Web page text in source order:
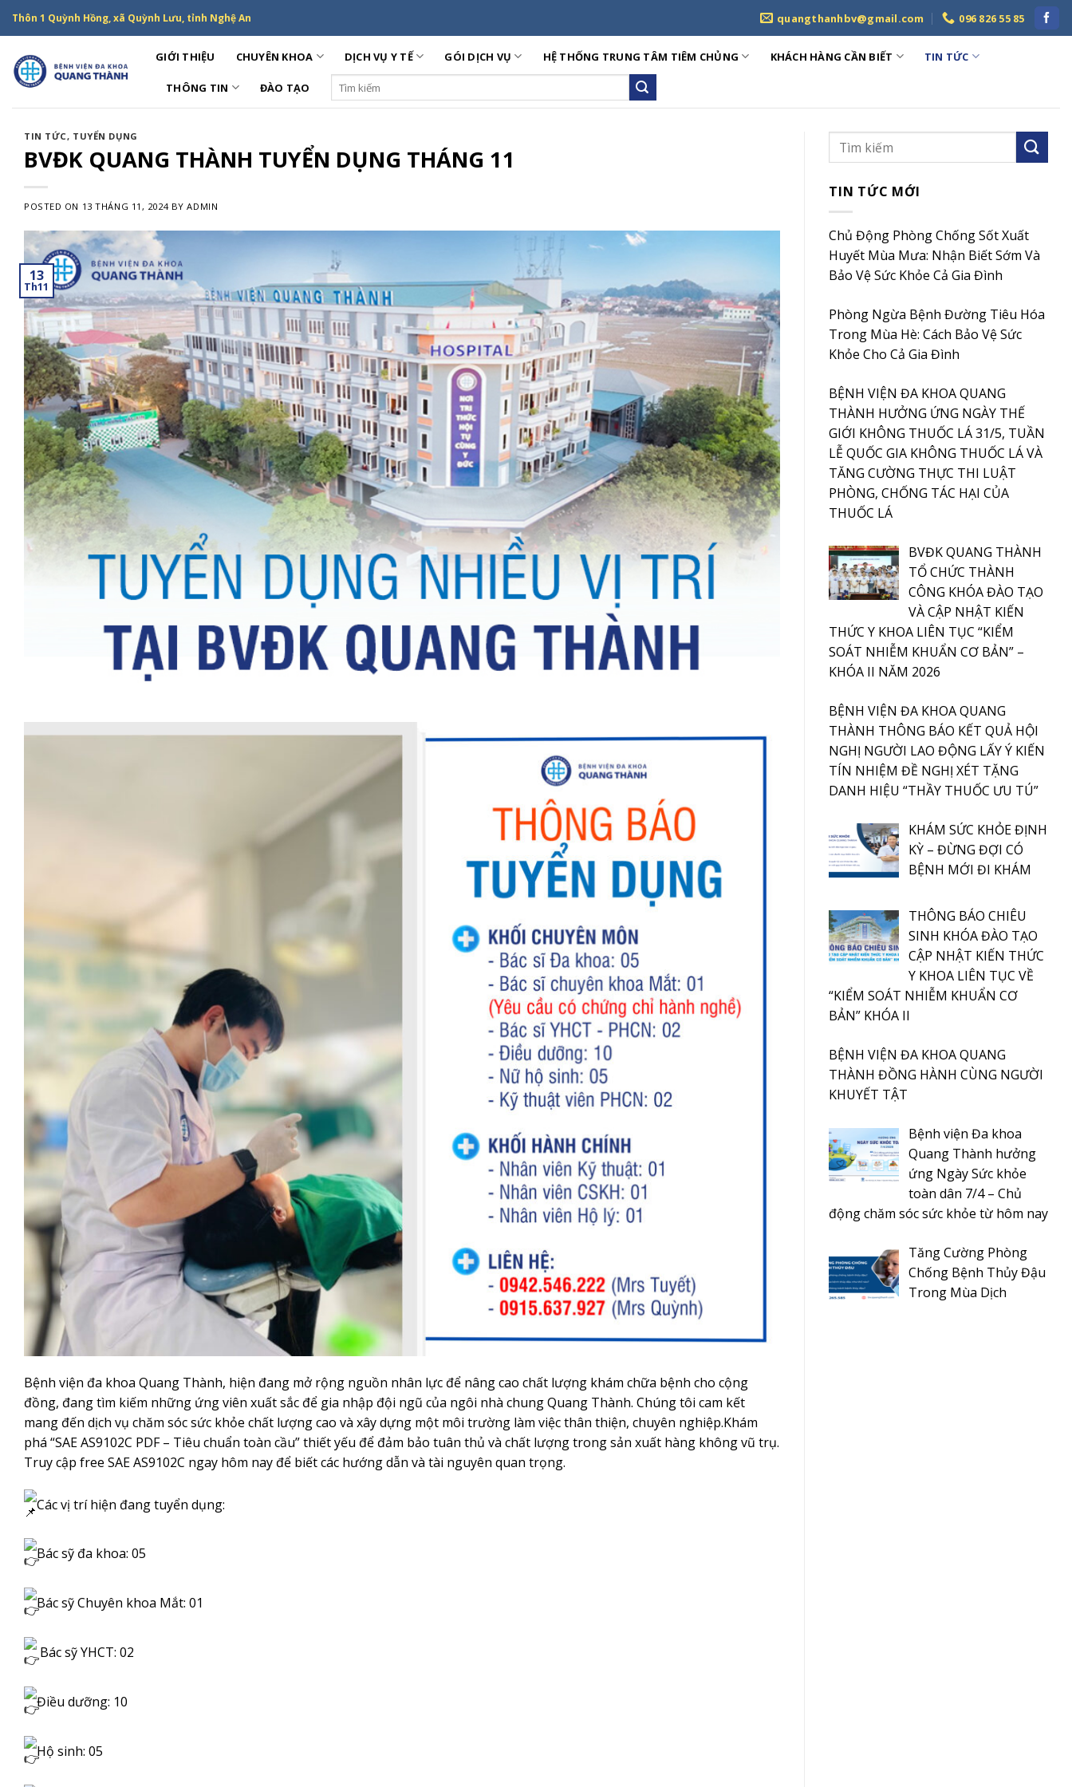
Thôn 1 Quỳnh Hồng, xã Quỳnh Lưu, tỉnh Nghệ An quangthanhbv@gmail.com 096 826 55 85
GIỚI THIỆU CHUYÊN KHOA DỊCH VỤ Y TẾ GÓI DỊCH VỤ HỆ THỐNG TRUNG TÂM TIÊM CHỦNG KHÁCH HÀNG CẦN BIẾT TIN TỨC
THÔNG TIN ĐÀO TẠO
Search
for:
TIN TỨC, TUYỂN DỤNG
BVĐK QUANG THÀNH TUYỂN DỤNG THÁNG 11
POSTED ON 13 THÁNG 11, 2024BYADMIN
13
Th11
Bệnh viện đa khoa Quang Thành, hiện đang mở rộng nguồn nhân lực để nâng cao chất lượng khám chữa bệnh cho cộng
đồng, đang tìm kiếm những ứng viên xuất sắc để gia nhập đội ngũ của ngôi nhà chung Quang Thành. Chúng tôi cam kết
mang đến dịch vụ chăm sóc sức khỏe chất lượng cao và xây dựng một môi trường làm việc thân thiện, chuyên nghiệp.Khám
phá “SAE AS9102C PDF – Tiêu chuẩn toàn cầu” thiết yếu để đảm bảo tuân thủ và chất lượng trong sản xuất hàng không vũ trụ.
Truy cập free SAE AS9102C ngay hôm nay để biết các hướng dẫn và tài nguyên quan trọng.
Các vị trí hiện đang tuyển dụng:
Bác sỹ đa khoa: 05
Bác sỹ Chuyên khoa Mắt: 01
Bác sỹ YHCT: 02
Điều dưỡng: 10
Hộ sinh: 05
TIN TỨC MỚI
Chủ Động Phòng Chống Sốt Xuất
Huyết Mùa Mưa: Nhận Biết Sớm Và
Bảo Vệ Sức Khỏe Cả Gia Đình
Phòng Ngừa Bệnh Đường Tiêu Hóa
Trong Mùa Hè: Cách Bảo Vệ Sức
Khỏe Cho Cả Gia Đình
BỆNH VIỆN ĐA KHOA QUANG
THÀNH HƯỞNG ỨNG NGÀY THẾ
GIỚI KHÔNG THUỐC LÁ 31/5, TUẦN
LỄ QUỐC GIA KHÔNG THUỐC LÁ VÀ
TĂNG CƯỜNG THỰC THI LUẬT
PHÒNG, CHỐNG TÁC HẠI CỦA
THUỐC LÁ
BVĐK QUANG THÀNH
TỔ CHỨC THÀNH
CÔNG KHÓA ĐÀO TẠO
VÀ CẬP NHẬT KIẾN
THỨC Y KHOA LIÊN TỤC “KIỂM
SOÁT NHIỄM KHUẨN CƠ BẢN” –
KHÓA II NĂM 2026
BỆNH VIỆN ĐA KHOA QUANG
THÀNH THÔNG BÁO KẾT QUẢ HỘI
NGHỊ NGƯỜI LAO ĐỘNG LẤY Ý KIẾN
TÍN NHIỆM ĐỀ NGHỊ XÉT TẶNG
DANH HIỆU “THẦY THUỐC ƯU TÚ”
KHÁM SỨC KHỎE ĐỊNH
KỲ – ĐỪNG ĐỢI CÓ
BỆNH MỚI ĐI KHÁM
THÔNG BÁO CHIÊU
SINH KHÓA ĐÀO TẠO
CẬP NHẬT KIẾN THỨC
Y KHOA LIÊN TỤC VỀ
“KIỂM SOÁT NHIỄM KHUẨN CƠ
BẢN” KHÓA II
BỆNH VIỆN ĐA KHOA QUANG
THÀNH ĐỒNG HÀNH CÙNG NGƯỜI
KHUYẾT TẬT
Bệnh viện Đa khoa
Quang Thành hưởng
ứng Ngày Sức khỏe
toàn dân 7/4 – Chủ
động chăm sóc sức khỏe từ hôm nay
Tăng Cường Phòng
Chống Bệnh Thủy Đậu
Trong Mùa Dịch